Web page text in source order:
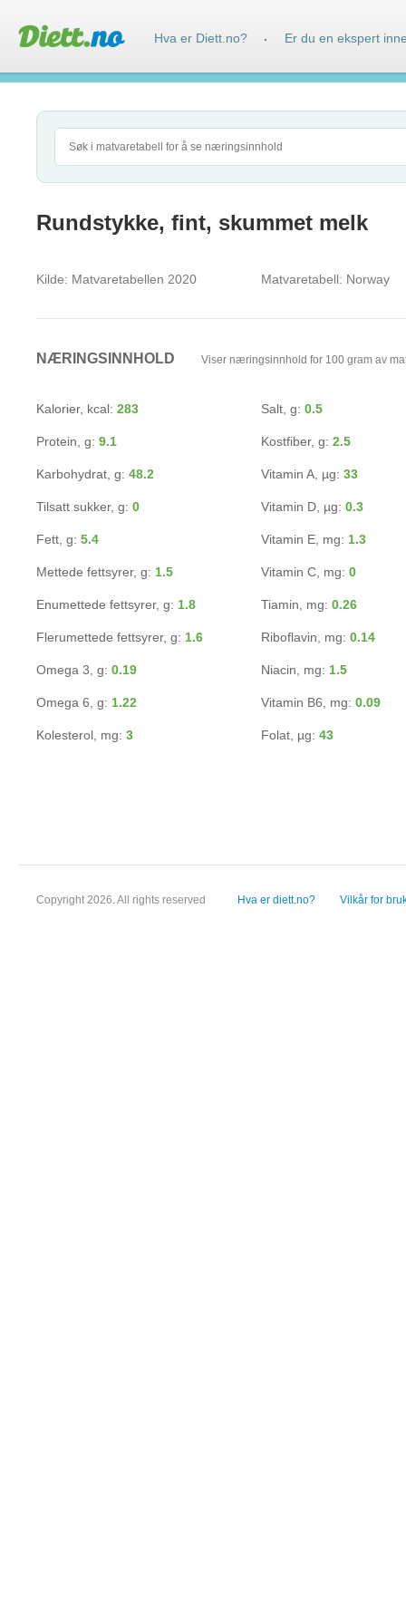
Rundstykke, fint, skummet melk
Kilde: Matvaretabellen 2020 Matvaretabell: Norway
NÆRINGSINNHOLD Viser næringsinnhold for 100 gram av
Kalorier, kcal: 283
Protein, g: 9.1
Karbohydrat, g: 48.2
Tilsatt sukker, g: 0
Fett, g: 5.4
Mettede fettsyrer, g: 1.5
Enumettede fettsyrer, g: 1.8
Flerumettede fettsyrer, g: 1.6
Omega 3, g: 0.19
Omega 6, g: 1.22
Kolesterol, mg: 3
Salt, g: 0.5
Kostfiber, g: 2.5
Vitamin A, µg: 33
Vitamin D, µg: 0.3
Vitamin E, mg: 1.3
Vitamin C, mg: 0
Tiamin, mg: 0.26
Riboflavin, mg: 0.14
Niacin, mg: 1.5
Vitamin B6, mg: 0.09
Folat, µg: 43
Copyright 2026. All rights reserved Hva er diett.no? Vilkår for
Hva er Diett.no? · Er du en ekspert